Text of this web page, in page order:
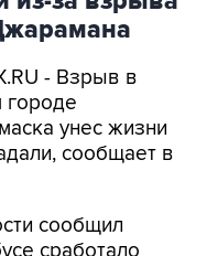
- Взрыв в
унес жизни
сообщает в
сообщил